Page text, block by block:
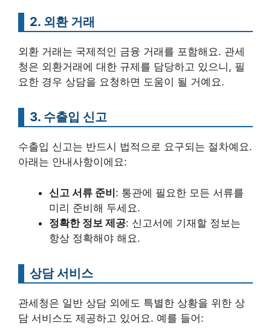
2. 외환 거래
외환 거래는 국제적인 금융 거래를 포함해요. 관세
청은 외환거래에 대한 규제를 담당하고 있으니, 필
요한 경우 상담을 요청하면 도움이 될 거예요.
3. 수출입 신고
수출입 신고는 반드시 법적으로 요구되는 절차예요.
아래는 안내사항이에요:
신고 서류 준비: 통관에 필요한 모든 서류를
미리 준비해 두세요.
정확한 정보 제공: 신고서에 기재할 정보는
항상 정확해야 해요.
상담 서비스
관세청은 일반 상담 외에도 특별한 상황을 위한 상
담 서비스도 제공하고 있어요. 예를 들어: